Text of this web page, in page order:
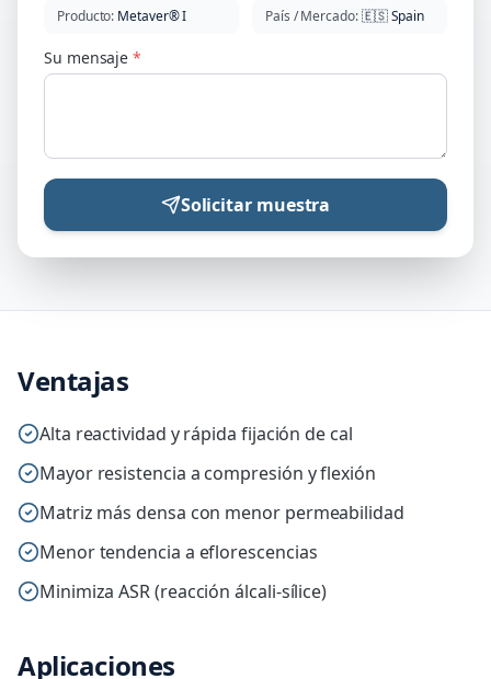
Producto: Metaver® I País / Mercado:🇪🇸 Spain
Su mensaje *
Solicitar muestra
Ventajas
Alta reactividad y rápida fijación de cal
Mayor resistencia a compresión y flexión
Matriz más densa con menor permeabilidad
Menor tendencia a eflorescencias
Minimiza ASR (reacción álcali-sílice)
Aplicaciones